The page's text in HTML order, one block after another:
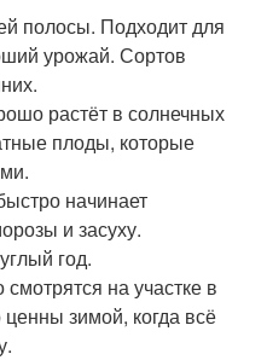
полосы. Подходит для
урожай. Сортов
растёт в солнечных
плоды, которые
начинает
и засуху.
год.
на участке в
зимой, когда всё